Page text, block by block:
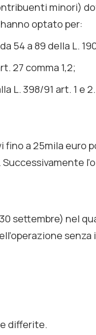
minori)
optato per:
54 a 89 della L.
27 comma 1,2;
L. 398/91 art. 1 e 2.
fino a 25mila euro
settembre) nel
differite.